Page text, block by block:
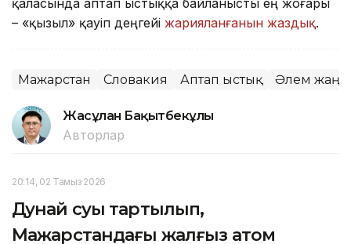
– «қызыл» қауіп деңгейі жарияланғанын жаздық.
Мажарстан Словакия Аптап ыстық Әлем
Жасұлан Бақытбекұлы
Авторлар
20:14, 02 Тамыз 2026
Дунай суы тартылып,
Мажарстандағы жалғыз атом